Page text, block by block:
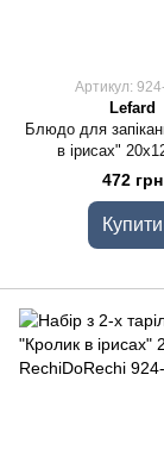
Артикул:
Lefard
Блюдо для
в ірисах"
472 грн
Купити